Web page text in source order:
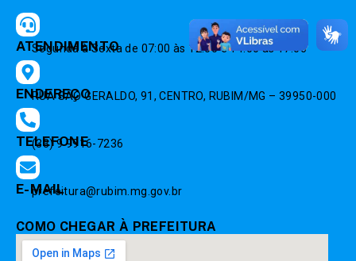
ATENDIMENTO
Segunda à Sexta de 07:00 às 12:00 e 14:00 às 17:00
ENDEREÇO
RUA SÃO GERALDO, 91, CENTRO, RUBIM/MG – 39950-000
TELEFONE
(33) 9 9916-7236
E-MAIL
prefeitura@rubim.mg.gov.br
COMO CHEGAR À PREFEITURA